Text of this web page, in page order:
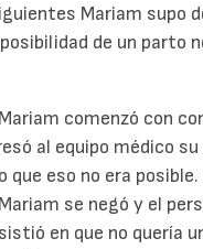
Mariam supo
de un parto
comenzó con
al equipo médico
que eso no era
se negó y el
en que no quería